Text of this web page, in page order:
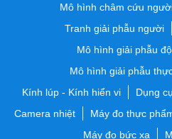
Mô hình châm cứu
Tranh giải phẫu người
Mô hình giải phẫu
Mô hình giải phẫu
Kính lúp - Kính hiển vi
Dụng
Camera nhiệt
Máy đo thực
Máy đo bức xạ